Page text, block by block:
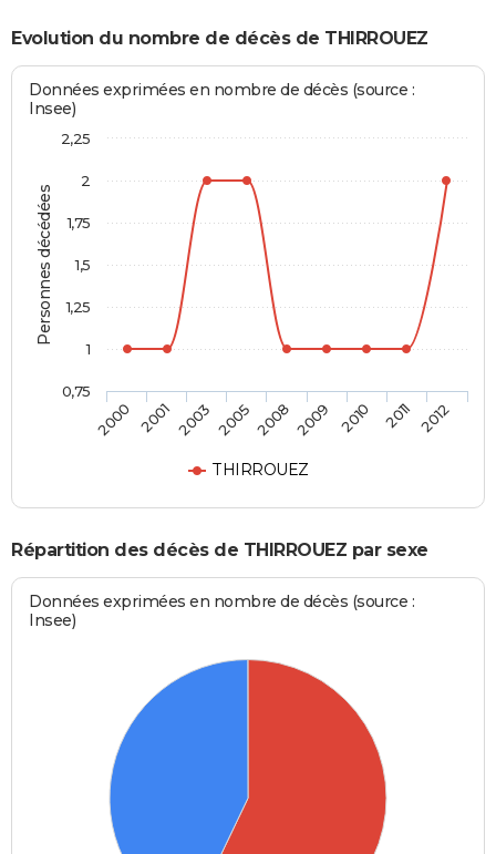
Evolution du nombre de décès de THIRROUEZ
Personnes décédées
Données exprimées en nombre de décès (source :
Insee)
THIRROUEZ
2000 2001 2003 200520082009 2010 2011 2012
0,75
1
1,25
1,5
1,75
2
2,25
Répartition des décès de THIRROUEZ par sexe
Données exprimées en nombre de décès (source :
Insee)